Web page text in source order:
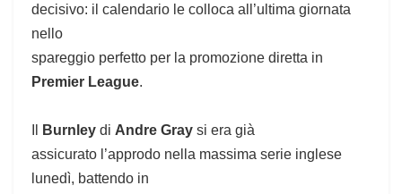
decisivo: il calendario le colloca all’ultima giornata
nello
spareggio perfetto per la promozione diretta in
Premier League.
Burnley di Andre Gray si era già
assicurato l’approdo nella massima serie inglese
lunedì, battendo in